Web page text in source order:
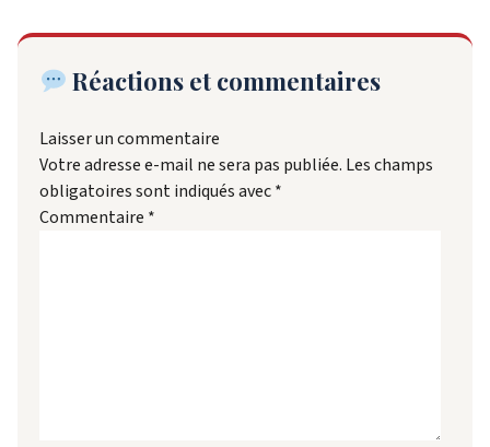
Réactions et commentaires
Laisser un commentaire
Votre adresse e-mail ne sera pas publiée. Les champs
obligatoires sont indiqués avec*
Commentaire *